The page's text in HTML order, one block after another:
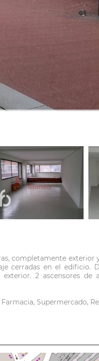
completamente exterior
cerradas en el edificio.
2 ascensores de
Supermercado,